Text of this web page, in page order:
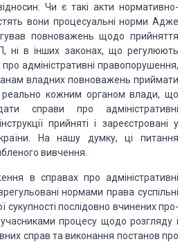
Чи є такі акти нормативно-
вони процесуальні норми Адже
повноважень щодо прийняття
ні в інших законах, що регулюють
адміністративні правопорушення,
владних повноважень приймати
реально кожним органом влади, що
справи про адміністративні
прийняті і зареєстровані у
України. На нашу думку, ці питання
вивчення.
в справах про адміністративні
нормами права суспільні
сукупності послідовно вчинених про­
процесу щодо розгляду і
справ та виконання постанов про